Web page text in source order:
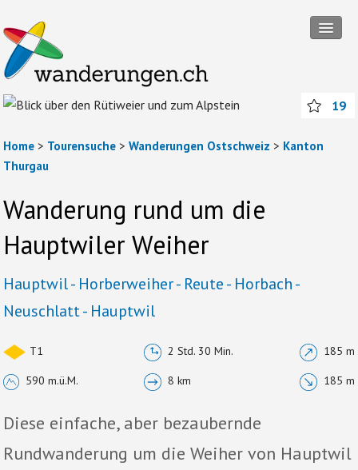
Tourensuche
Touren
Wanderregionen
Rund ums Wandern
Mitmachen
Abos und Packages
19
Home > Tourensuche > Wanderungen Ostschweiz > Kanton
Thurgau
Wanderung rund um die
Hauptwiler Weiher
Hauptwil - Horberweiher - Reute - Horbach -
Neuschlatt - Hauptwil
T1 2 Std. 30 Min. 185 m
590 m.ü.M. 8 km 185 m
Diese einfache, aber bezaubernde
Rundwanderung um die Weiher von Hauptwil